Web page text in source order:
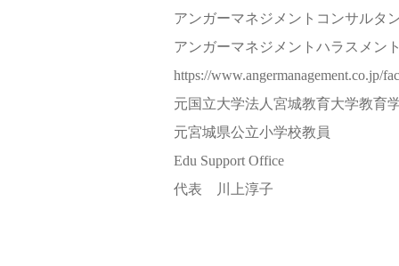
アンガーマネジメントコンサルタ
アンガーマネジメントハラスメン
https://www.angermanagement.co.jp/
元国立大学法人宮城教育大学教育
元宮城県公立小学校教員
Edu Support Office
代表 川上淳子